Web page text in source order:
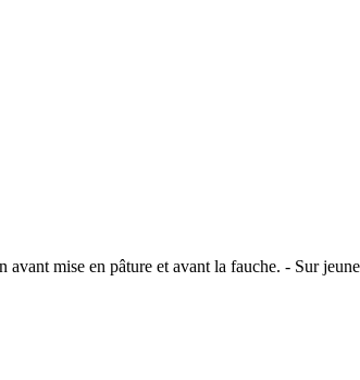
mise en pâture et avant la fauche. - Sur